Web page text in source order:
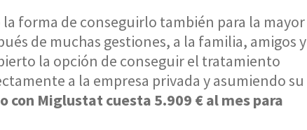
la forma de conseguirlo también para la mayor
de muchas gestiones, a la familia, amigos y
la opción de conseguir el tratamiento
a la empresa privada y asumiendo su
con Miglustat cuesta 5.909 € al mes para